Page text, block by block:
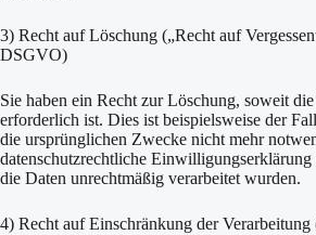
3) Recht auf Löschung („Recht auf
DSGVO)
Sie haben ein Recht zur Löschung, soweit
erforderlich ist. Dies ist beispielsweise der
die ursprünglichen Zwecke nicht mehr
datenschutzrechtliche
die Daten unrechtmäßig verarbeitet wurden.
4) Recht auf Einschränkung der